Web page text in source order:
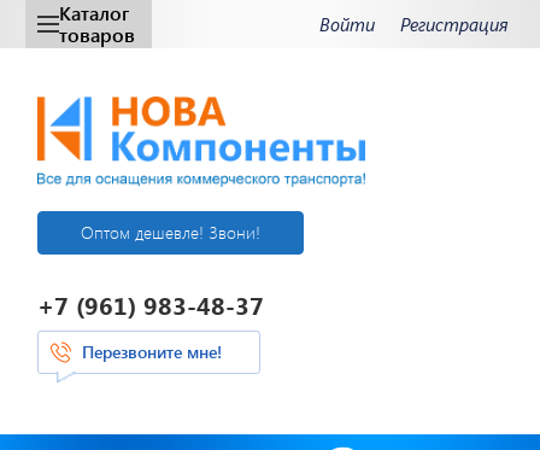
Каталог
товаров
Войти Регистрация
Оптом дешевле! Звони!
+7 (961) 983-48-37
Перезвоните мне!